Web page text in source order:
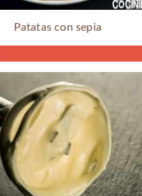
Patatas con sepia